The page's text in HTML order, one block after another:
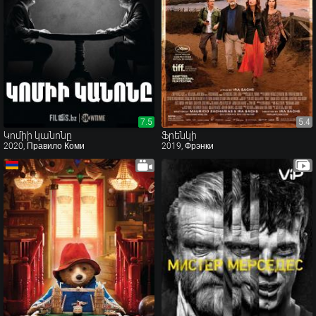
7.5
7.5
Կոմիի կանոնը
2020, Правило Коми
5.4
5.4
Ֆրենկի
2019, Фрэнки